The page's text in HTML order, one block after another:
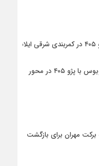
۳ کشته و یک مصدوم در برخورد اتوبوس با پژو ۴۰۵ در محور
برکت مهران برای بازگشت